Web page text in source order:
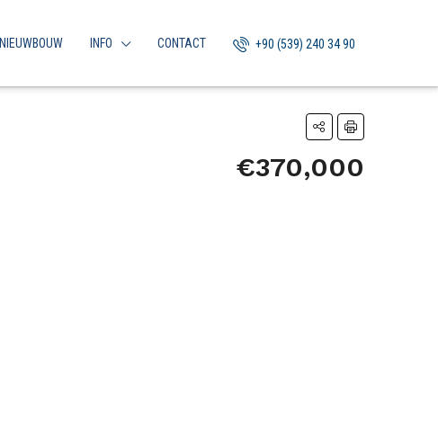
NIEUWBOUW INFO CONTACT +90 (539) 240 34 90
€370,000